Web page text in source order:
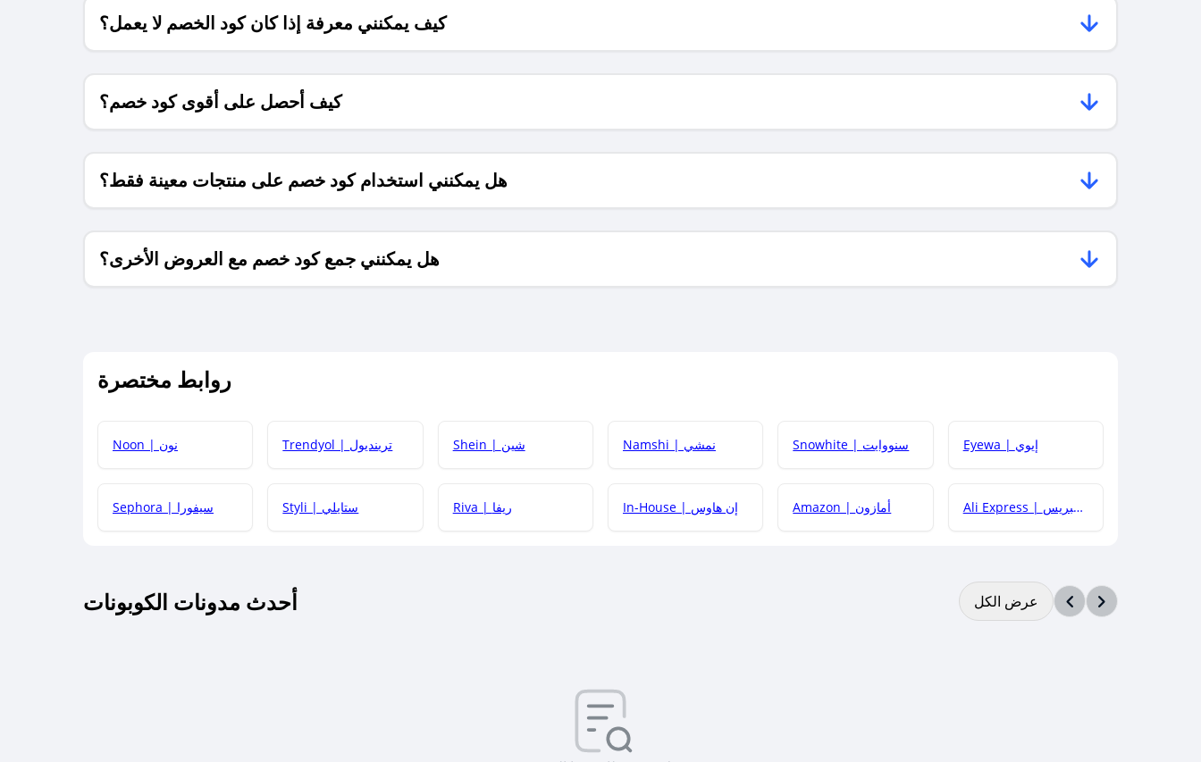
كيف يمكنني معرفة إذا كان كود الخصم لا يعمل؟
كيف أحصل على أقوى كود خصم؟
هل يمكنني استخدام كود خصم على منتجات معينة فقط؟
هل يمكنني جمع كود خصم مع العروض الأخرى؟
روابط مختصرة
Noon | نون Trendyol | ترينديول Shein | شين Namshi | نمشي Snowhite | سنووايت Eyewa | إيوي
Sephora | سيفورا Styli | ستايلي Riva | ريفا In-House | إن هاوس Amazon | أمازون Ali Express | علي إكسبريس
أحدث مدونات الكوبونات عرض الكل